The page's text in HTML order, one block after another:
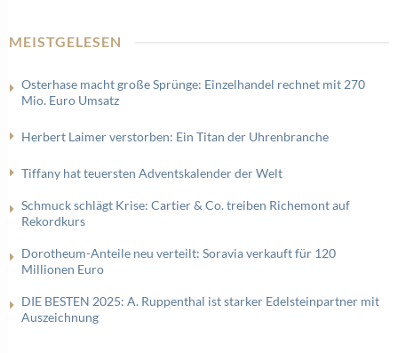
MEISTGELESEN
Osterhase macht große Sprünge: Einzelhandel rechnet mit 270
Mio. Euro Umsatz
Herbert Laimer verstorben: Ein Titan der Uhrenbranche
Tiffany hat teuersten Adventskalender der Welt
Schmuck schlägt Krise: Cartier & Co. treiben Richemont auf
Rekordkurs
Dorotheum-Anteile neu verteilt: Soravia verkauft für 120
Millionen Euro
DIE BESTEN 2025: A. Ruppenthal ist starker Edelsteinpartner mit
Auszeichnung